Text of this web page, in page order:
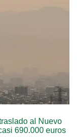
al Nuevo
690.000 euros